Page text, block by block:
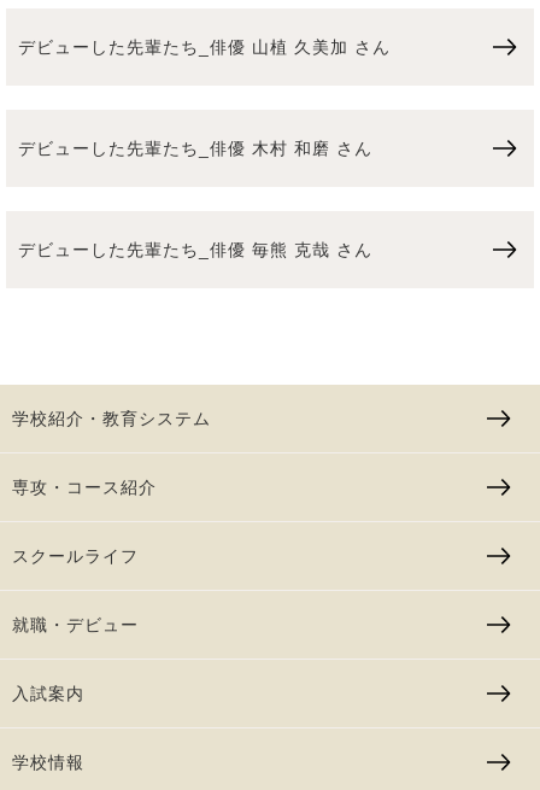
デビューした先輩たち_俳優 山植 久美加 さん
デビューした先輩たち_俳優 木村 和磨 さん
デビューした先輩たち_俳優 毎熊 克哉 さん
学校紹介・教育システム
専攻・コース紹介
スクールライフ
就職・デビュー
入試案内
学校情報